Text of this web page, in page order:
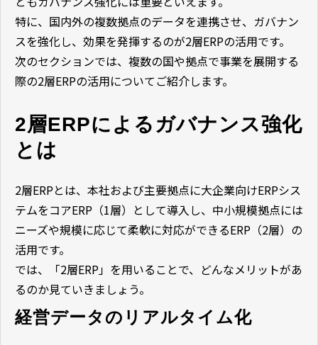
特に、国内外の複数拠点のデータを連携させ、ガバナン
スを強化し、効果を発揮するのが2層ERPの活用です。
次のセクションでは、複数の国や拠点で事業を展開する
際の2層ERPの活用についてご紹介します。
2層ERPによるガバナンス強化
とは
2層ERPとは、本社および主要拠点に大企業向けERPシス
テムをコアERP（1層）として導入し、中小規模拠点には
ニーズや規模に応じて柔軟に対応ができるERP（2層）の
活用です。
では、「2層ERP」を用いることで、どんなメリットがあ
るのか見ていきましょう。
経営データのリアルタイム化